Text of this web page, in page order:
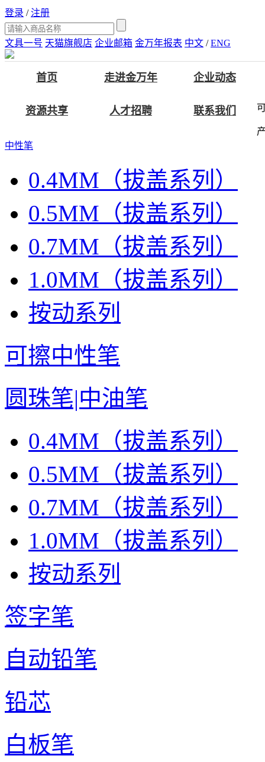
登录 / 注册
文具一号 天猫旗舰店 企业邮箱 金万年报表 中文 / ENG
首页 走进金万年 企业动态
资源共享 人才招聘 联系我们
中性笔
0.4MM（拔盖系列）
0.5MM（拔盖系列）
0.7MM（拔盖系列）
1.0MM（拔盖系列）
按动系列
可擦中性笔
圆珠笔|中油笔
0.4MM（拔盖系列）
0.5MM（拔盖系列）
0.7MM（拔盖系列）
1.0MM（拔盖系列）
按动系列
签字笔
自动铅笔
铅芯
白板笔